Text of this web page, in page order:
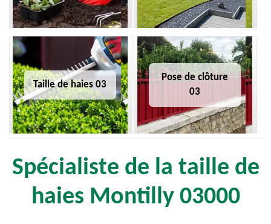
Taille de haies 03
Pose de clôture
03
Spécialiste de la taille de
haies Montilly 03000